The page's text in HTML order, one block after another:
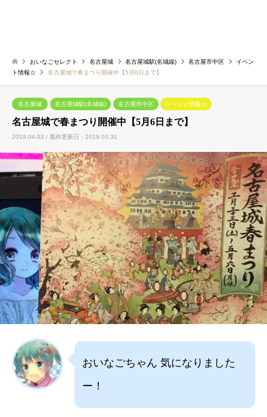
おいなごセレクト 名古屋城 名古屋城駅(名城線) 名古屋市中区
イベン
ト情報☆
名古屋城で春まつり開催中【5月6日まで】
名古屋城 名古屋城駅(名城線) 名古屋市中区 イベント情報☆
名古屋城で春まつり開催中【5月6日まで】
2019.04.03 / 最終更新日：2019.03.31
おいなごちゃん 気になりました
ー！